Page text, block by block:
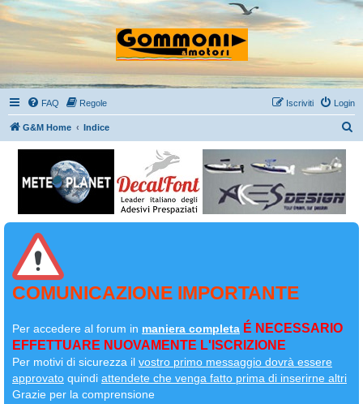
FAQ Regole Login
Iscriviti
G&M Home Indice
COMUNICAZIONE IMPORTANTE
Per accedere al forum in maniera completa É NECESSARIO
EFFETTUARE NUOVAMENTE L'ISCRIZIONE
Per motivi di sicurezza il vostro primo messaggio dovrà essere
approvato quindi attendete che venga fatto prima di inserirne altri
Grazie per la comprensione